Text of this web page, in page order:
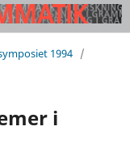
1994 /
i